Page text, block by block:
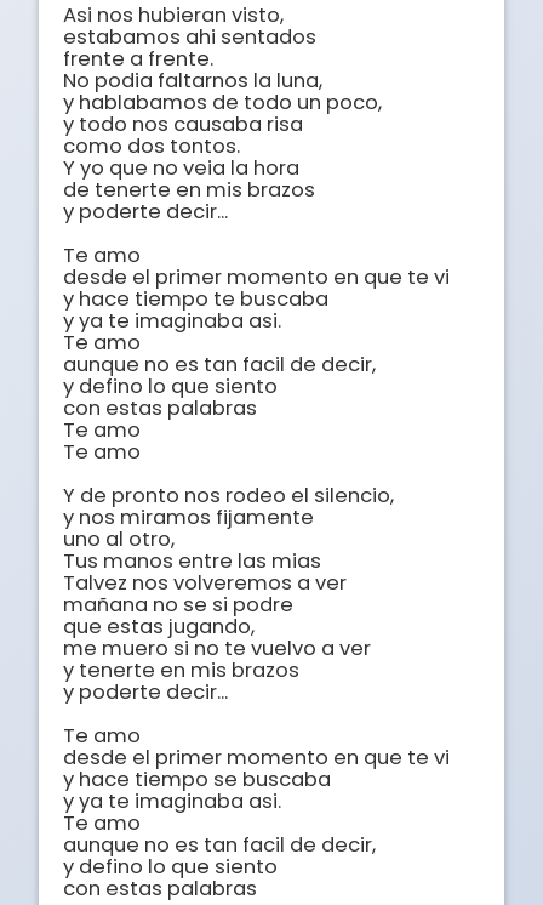
Asi nos hubieran visto,
estabamos ahi sentados
frente a frente.
No podia faltarnos la luna,
y hablabamos de todo un poco,
y todo nos causaba risa
como dos tontos.
Y yo que no veia la hora
de tenerte en mis brazos
y poderte decir...
Te amo
desde el primer momento en que te vi
y hace tiempo te buscaba
y ya te imaginaba asi.
Te amo
aunque no es tan facil de decir,
y defino lo que siento
con estas palabras
Te amo
Te amo
Y de pronto nos rodeo el silencio,
y nos miramos fijamente
uno al otro,
Tus manos entre las mias
Talvez nos volveremos a ver
mañana no se si podre
que estas jugando,
me muero si no te vuelvo a ver
y tenerte en mis brazos
y poderte decir...
Te amo
desde el primer momento en que te vi
y hace tiempo se buscaba
y ya te imaginaba asi.
Te amo
aunque no es tan facil de decir,
y defino lo que siento
con estas palabras